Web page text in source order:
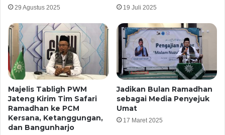
29 Agustus 2025 19 Juli 2025
Majelis Tabligh PWM
Jateng Kirim Tim Safari
Ramadhan ke PCM
Kersana, Ketanggungan,
dan Bangunharjo
Jadikan Bulan Ramadhan
sebagai Media Penyejuk
Umat
17 Maret 2025